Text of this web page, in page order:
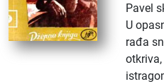
Pavel
U
rađa